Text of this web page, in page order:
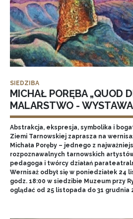
SIEDZIBA
MICHAŁ PORĘBA „QUOD
MALARSTWO - WYSTAWA
Abstrakcja, ekspresja, symbolika i
Ziemi Tarnowskiej zaprasza na
Michała Poręby – jednego z
rozpoznawalnych tarnowskich
pedagoga i twórcy działań
Wernisaż odbył się w poniedziałek 24
godz. 18:00 w siedzibie Muzeum przy
oglądać od 25 listopada do 31 grudnia